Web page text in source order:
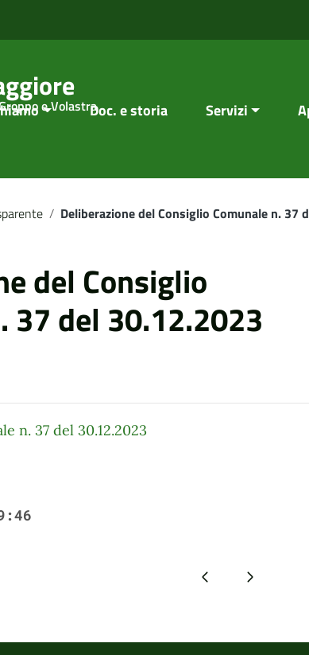
e VolastraDoc. e storia Servizi
/ Deliberazione del Consiglio Comunale n. 37
del Consiglio
37 del 30.12.2023
n. 37 del 30.12.2023
Pagina precedentePagina successiva